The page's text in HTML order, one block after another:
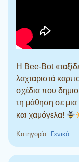
Η Bee-Bot
λαχταριστά
σχέδια που
τη μάθηση σε μια
και χαμόγελα!
Κατηγορία: Γενικά